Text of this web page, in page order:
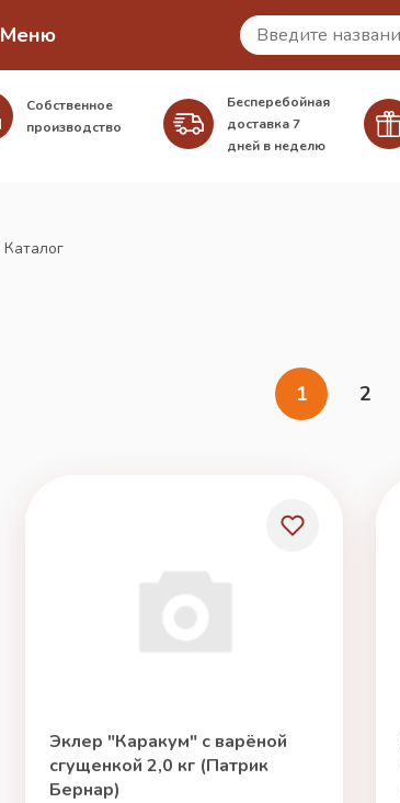
Меню
Собственное
производство
Бесперебойная
доставка7
дней в неделю
Каталог
1 2
Эклер "Каракум" с варёной
сгущенкой 2,0 кг (Патрик
Бернар)